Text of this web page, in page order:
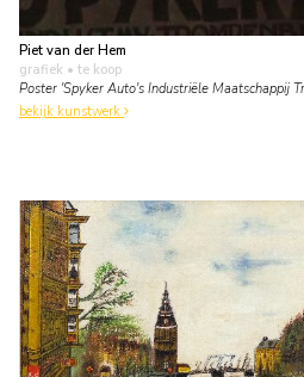
Piet van der Hem
grafiek • te koop
Poster 'Spyker Auto's Industriële Maatschappij
bekijk kunstwerk